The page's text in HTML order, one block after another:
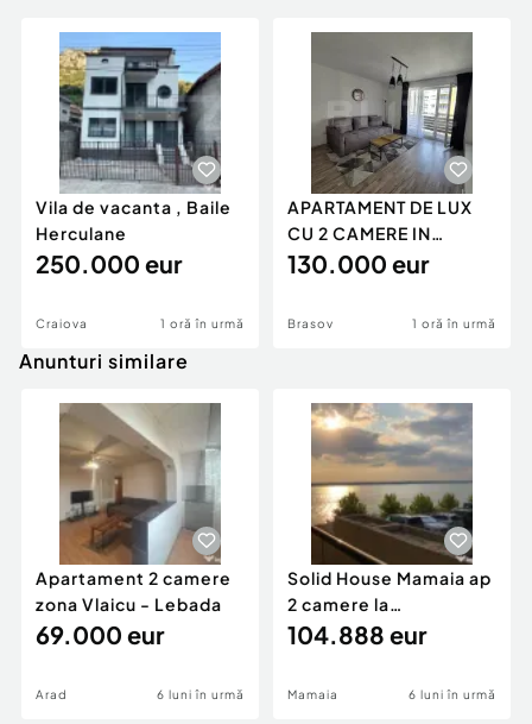
Vila de vacanta , Baile
Herculane
250.000 eur
Craiova 1 oră în urmă
APARTAMENT DE LUX
CU 2 CAMERE IN
AVANGARDEN 3
130.000 eur
Brasov 1 oră în urmă
Anunturi similare
Apartament 2 camere
zona Vlaicu - Lebada
69.000 eur
Arad 6 luni în urmă
Solid House Mamaia ap
2 camere la
cheie,langa Mega
104.888 eur
Mamaia 6 luni în urmă